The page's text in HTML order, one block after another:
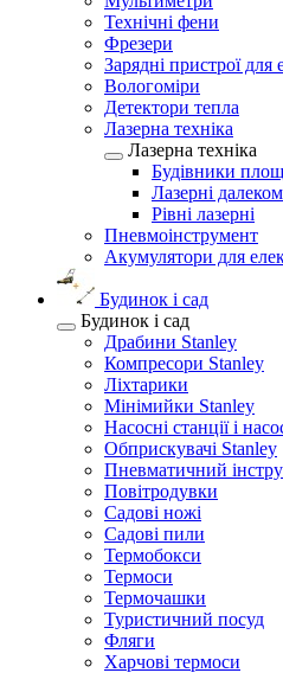
Технічні фени
Фрезери
Зарядні пристрої для
Вологоміри
Детектори тепла
Лазерна техніка
Лазерна техніка
Будівники
Лазерні
Рівні лазерні
Пневмоінструмент
Акумулятори для
Будинок і сад
Будинок і сад
Драбини Stanley
Компресори Stanley
Ліхтарики
Мінімийки Stanley
Насосні станції і
Обприскувачі Stanley
Пневматичний
Повітродувки
Садові ножі
Садові пили
Термобокси
Термоси
Термочашки
Туристичний посуд
Фляги
Харчові термоси